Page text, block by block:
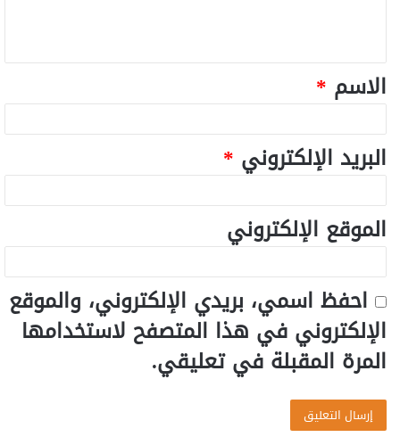
الاسم *
البريد الإلكتروني *
الموقع الإلكتروني
احفظ اسمي، بريدي الإلكتروني، والموقع
الإلكتروني في هذا المتصفح لاستخدامها
المرة المقبلة في تعليقي.